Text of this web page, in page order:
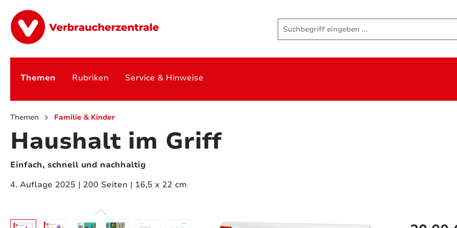
Themen Rubriken Service & Hinweise
Themen Familie & Kinder
Haushalt im Griff
Einfach, schnell und nachhaltig
4. Auflage 2025 | 200 Seiten | 16,5 x 22 cm
Bildergalerie überspringen